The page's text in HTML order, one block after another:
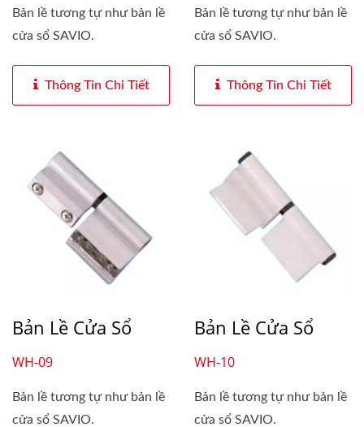
Bản lề tương tự như bản lề
cửa sổ SAVIO.
Thông Tin Chi Tiết
Bản lề tương tự như bản lề
cửa sổ SAVIO.
Thông Tin Chi Tiết
Bản Lề Cửa Sổ
WH-09
Bản lề tương tự như bản lề
cửa sổ SAVIO.
Bản Lề Cửa Sổ
WH-10
Bản lề tương tự như bản lề
cửa sổ SAVIO.